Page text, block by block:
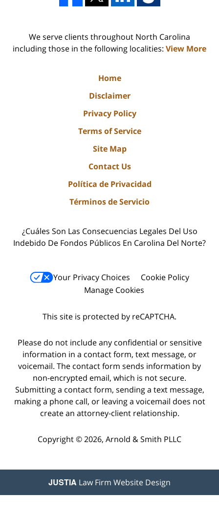
We serve clients throughout North Carolina
including those in the following localities: View More
Home
Disclaimer
Privacy Policy
Terms of Service
Site Map
Contact Us
Política de Privacidad
Términos de Servicio
¿Cuáles Son Las Consecuencias Legales Del Uso
Indebido De Fondos Públicos En Carolina Del Norte?
Your Privacy Choices
Cookie Policy
Manage Cookies
This site is protected by reCAPTCHA.
Please do not include any confidential or sensitive
information in a contact form, text message, or
voicemail. The contact form sends information by
non-encrypted email, which is not secure.
Submitting a contact form, sending a text message,
making a phone call, or leaving a voicemail does not
create an attorney-client relationship.
Copyright © 2026, Arnold & Smith PLLC
JUSTIA Law Firm Website Design